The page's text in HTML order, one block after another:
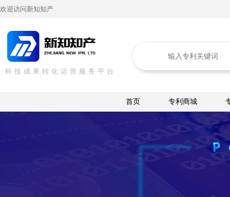
欢迎访问新知知产
科技成果转化运营服务平台
首页 专利商城